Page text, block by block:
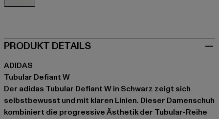
PRODUKT DETAILS
ADIDAS
Tubular Defiant W
Der adidas Tubular Defiant W in Schwarz zeigt sich
selbstbewusst und mit klaren Linien. Dieser Damenschuh
kombiniert die progressive Ästhetik der Tubular-Reihe